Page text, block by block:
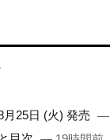
月25日 (火) 発売 —